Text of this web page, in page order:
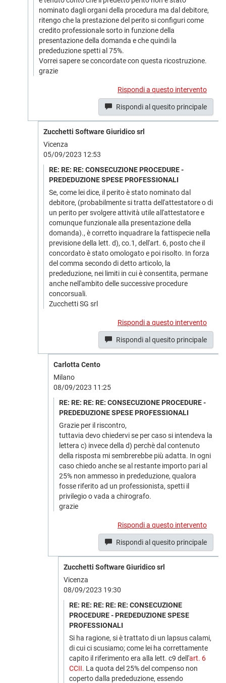
nominato dagli organi della procedura ma dal debitore,
ritengo che la prestazione del perito si configuri come
credito professionale sorto in funzione della
presentazione della domanda e che quindi la
prededuzione spetti al 75%.
Vorrei sapere se concordate con questa ricostruzione.
grazie
Rispondi a questo intervento
Rispondi al quesito principale
Zucchetti Software Giuridico srl
Vicenza
05/09/2023 12:53
RE: RE: RE: CONSECUZIONE PROCEDURE -
PREDEDUZIONE SPESE PROFESSIONALI
Se, come lei dice, il perito è stato nominato dal
debitore, (probabilmente si tratta dell'attestatore o di
un perito per svolgere attività utile all'attestatore e
comunque funzionale alla presentazione della
domanda)., è corretto inquadrare la fattispecie nella
previsione della lett. d), co.1, dell'art. 6, posto che il
concordato è stato omologato e poi risolto. In forza
del comma secondo di detto articolo, la
prededuzione, nei limiti in cui è consentita, permane
anche nell'ambito delle successive procedure
concorsuali.
Zucchetti SG srl
Rispondi a questo intervento
Rispondi al quesito principale
Carlotta Cento
Milano
08/09/2023 11:25
RE: RE: RE: RE: CONSECUZIONE PROCEDURE -
PREDEDUZIONE SPESE PROFESSIONALI
Grazie per il riscontro,
tuttavia devo chiedervi se per caso si intendeva la
lettera c) invece della d) perchè dal contenuto
della risposta mi sembrerebbe più adatta. In ogni
caso chiedo anche se al restante importo pari al
25% non ammesso in prededuzione, qualora
fosse riferito ad un professionista, spetti il
privilegio o vada a chirografo.
grazie
Rispondi a questo intervento
Rispondi al quesito principale
Zucchetti Software Giuridico srl
Vicenza
08/09/2023 19:30
RE: RE: RE: RE: RE: CONSECUZIONE
PROCEDURE - PREDEDUZIONE SPESE
PROFESSIONALI
Si ha ragione, si è trattato di un lapsus calami,
di cui ci scusiamo; come lei ha correttamente
capito il riferimento era alla lett. c9 dell'art. 6
CCII. La quota del 25% del compenso non
coperto dalla prededuzione, essendo